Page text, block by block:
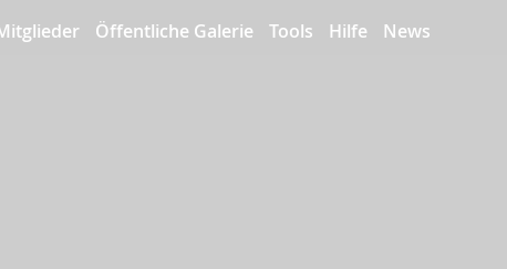
Öffentliche Galerie Tools Hilfe News